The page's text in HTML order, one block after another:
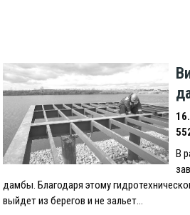
В
дамбы. Благодаря этому
выйдет из берегов и не зальет…